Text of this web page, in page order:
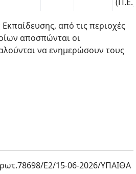
από τις περιοχές
αποσπώνται οι
να ενημερώσουν τους
Ε2/15-06-2026/ΥΠΑΙΘΑ